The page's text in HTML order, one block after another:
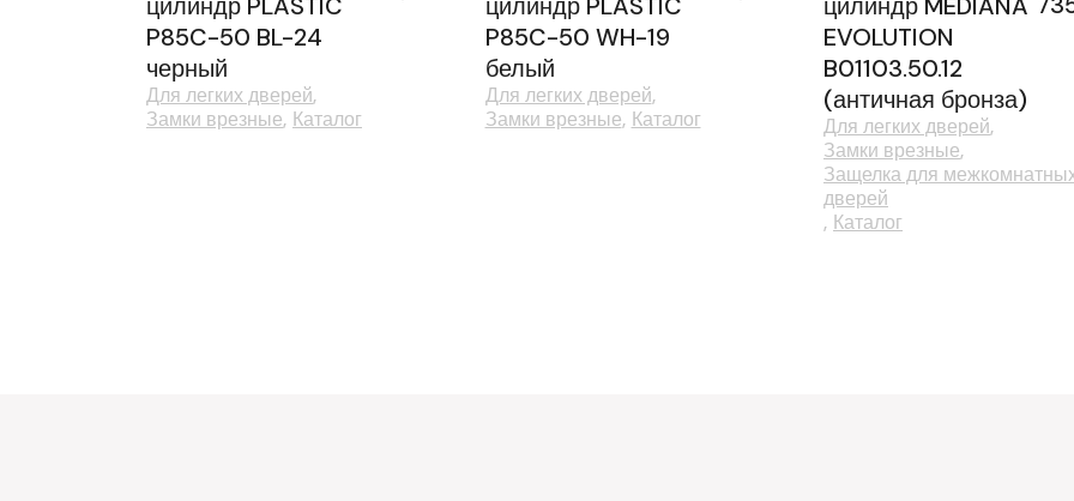
P85C-50 BL-24
черный
Для легких дверей
Замки врезные Каталог
P85C-50 WH-19
белый
Для легких дверей
Замки врезные Каталог
EVOLUTION
B01103.50.12
(античная бронза)
Для легких дверей
Замки врезные
Защелка для
дверей
Каталог